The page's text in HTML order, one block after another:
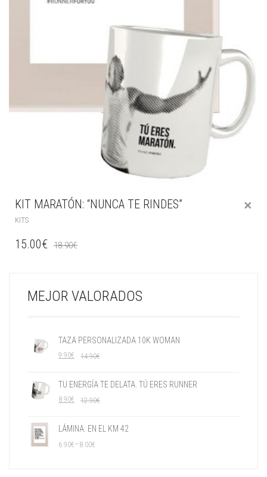
KIT MARATÓN: “NUNCA TE RINDES”
KITS
18.90€
15.00€
MEJOR VALORADOS
TAZA PERSONALIZADA 10K WOMAN
14.90€
9.90€
TU ENERGÍA TE DELATA. TÚ ERES RUNNER
12.90€
8.90€
LÁMINA: EN EL KM 42
6.90€–8.00€